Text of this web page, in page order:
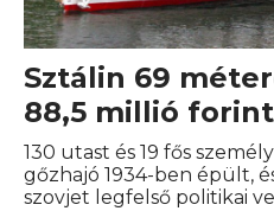
Sztálin 69
88,5 millió
130 utast és 19 fős
gőzhajó 1934-ben épült,
szovjet legfelső politikai